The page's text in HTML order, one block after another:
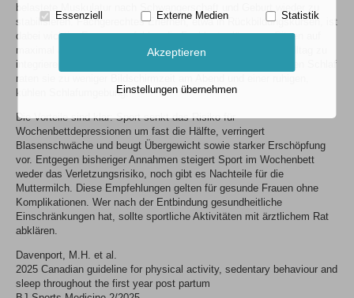
belastete Muskulatur nach Schwangerschaft und Geburt wieder zu
stabilisieren. Fachgerechtes Erlernen, etwa in Rückbildungskursen, ist
dabei wichtig. Ferner empfehlen die Fachleute, längeres Sitzen auf
maximal acht Stunden zu begrenzen und Bewegung in den Alltag zu
integrieren – auch einfache Spaziergänge zählen. Für besseren Schlaf
raten sie zu weniger Bildschirmzeit am Abend und einer ruhigen,
kühlen Schlafumgebung.
Die Vorteile sind klar: Sport senkt das Risiko für
Wochenbettdepressionen um fast die Hälfte, verringert
Blasenschwäche und beugt Übergewicht sowie starker Erschöpfung
vor. Entgegen bisheriger Annahmen steigert Sport im Wochenbett
weder das Verletzungsrisiko, noch gibt es Nachteile für die
Muttermilch. Diese Empfehlungen gelten für gesunde Frauen ohne
Komplikationen. Wer nach der Entbindung gesundheitliche
Einschränkungen hat, sollte sportliche Aktivitäten mit ärztlichem Rat
abklären.
Davenport, M.H. et al.
2025 Canadian guideline for physical activity, sedentary behaviour and
sleep throughout the first year post partum
Essenziell Externe Medien Statistik
Akzeptieren
Einstellungen übernehmen